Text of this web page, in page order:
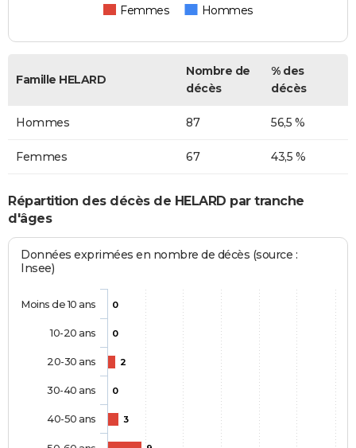
Femmes Hommes
Famille HELARD
Nombre de
décès
% des
décès
Hommes 87 56,5 %
Femmes 67 43,5 %
Répartition des décès de HELARD par tranche
d'âges
Données exprimées en nombre de décès (source :
Insee)
0
0
2
0
3
Moins de 10 ans
10-20 ans
20-30 ans
30-40 ans
40-50 ans